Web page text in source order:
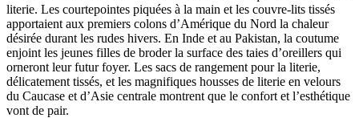
literie. Les courtepointes piquées à la main et les couvre-lits tissés
apportaient aux premiers colons d’Amérique du Nord la chaleur
désirée durant les rudes hivers. En Inde et au Pakistan, la coutume
enjoint les jeunes filles de broder la surface des taies d’oreillers qui
orneront leur futur foyer. Les sacs de rangement pour la literie,
délicatement tissés, et les magnifiques housses de literie en velours
du Caucase et d’Asie centrale montrent que le confort et l’esthétique
vont de pair.